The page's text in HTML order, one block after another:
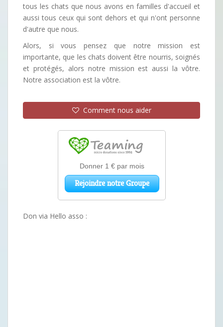
tous les chats que nous avons en familles d'accueil et
aussi tous ceux qui sont dehors et qui n'ont personne
d'autre que nous.
Alors, si vous pensez que notre mission est
importante, que les chats doivent être nourris, soignés
et protégés, alors notre mission est aussi la vôtre.
Notre association est la vôtre.
Comment nous aider
Don via Hello asso :